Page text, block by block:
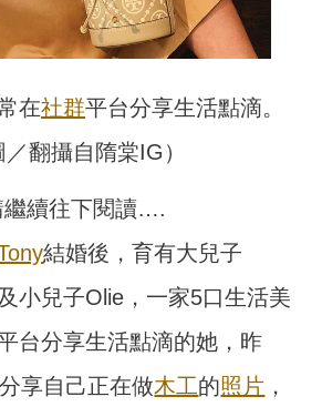
在社群平台分享生活點滴。
／翻攝自隋棠IG）
繼續往下閱讀….
結婚後，育有大兒子
小兒子Olie，一家5口生活美
台分享生活點滴的她，昨
享自己正在做木工的照片 ，